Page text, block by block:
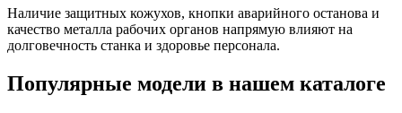
Наличие защитных кожухов, кнопки аварийного останова и
качество металла рабочих органов напрямую влияют на
долговечность станка и здоровье персонала.
Популярные модели в нашем каталоге